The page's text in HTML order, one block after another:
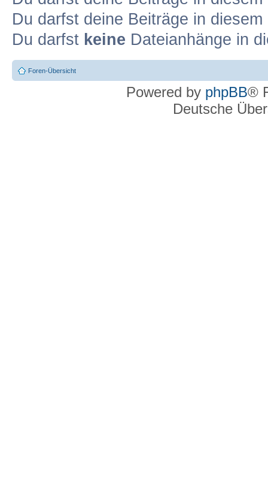
Du darfst deine Beiträge in
Du darfst keine Dateianhänge in
Foren-Übersicht
Powered by phpBB®
Deutsche